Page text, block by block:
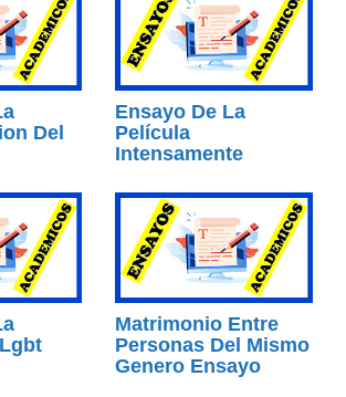
Del
Ensayo De La
Película
Intensamente
Matrimonio Entre
Personas Del Mismo
Genero Ensayo